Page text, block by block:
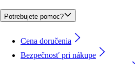
Potrebujete pomoc?
Cena doručenia
Bezpečnosť pri nákupe